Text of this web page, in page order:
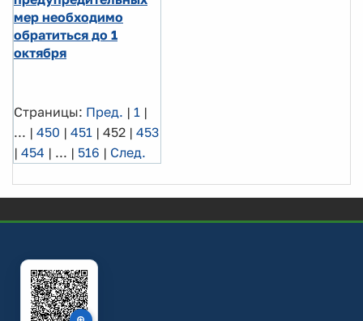
мер необходимо
обратиться до 1
октября
Страницы: Пред. | 1 |
... | 450 | 451 | 452 | 453
| 454 | ... | 516 | След.